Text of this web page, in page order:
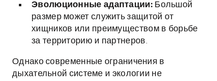
Эволюционные адаптации:Большой
размер может служить защитой от
хищников или преимуществом в борьбе
за территорию и партнеров.
Однако современные ограничения в
дыхательной системе и экологии не